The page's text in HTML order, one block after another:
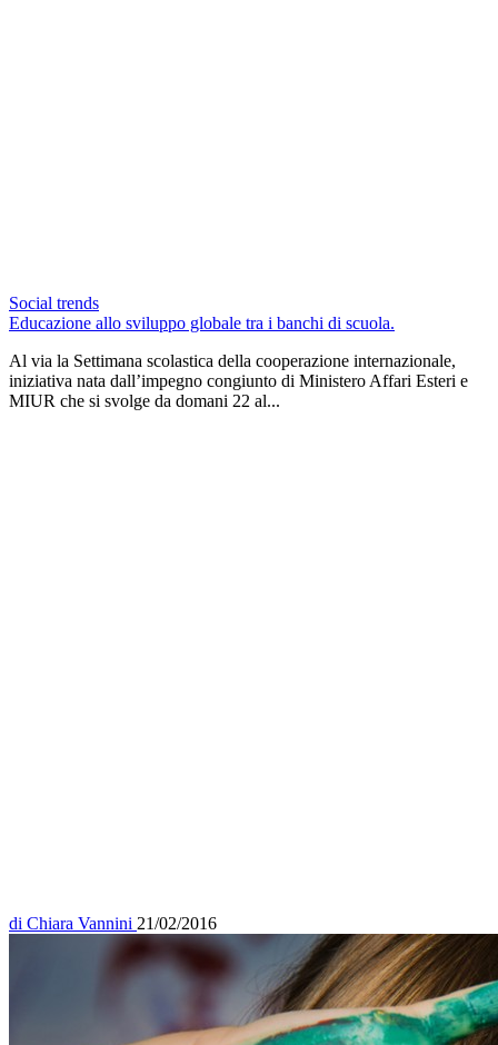
Social trends
Educazione allo sviluppo globale tra i banchi di scuola.
Al via la Settimana scolastica della cooperazione internazionale,
iniziativa nata dall’impegno congiunto di Ministero Affari Esteri e
MIUR che si svolge da domani 22 al...
di Chiara Vannini 21/02/2016